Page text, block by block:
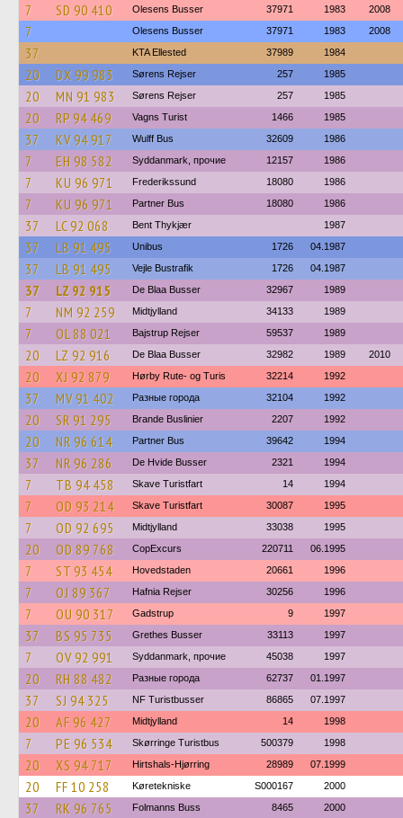
7 SD 90 410 Olesens Busser 37971 1983 2008
7 Olesens Busser 37971 1983 2008
37 KTA Ellested 37989 1984
20 DX 99 983 Sørens Rejser 257 1985
20 MN 91 983 Sørens Rejser 257 1985
20 RP 94 469 Vagns Turist 1466 1985
37 KV 94 917 Wulff Bus 32609 1986
7 EH 98 582 Syddanmark, прочие 12157 1986
7 KU 96 971 Frederikssund 18080 1986
7 KU 96 971 Partner Bus 18080 1986
37 LC 92 068 Bent Thykjær 1987
37 LB 91 495 Unibus 1726 04.1987
37 LB 91 495 Vejle Bustrafik 1726 04.1987
37 LZ 92 915 De Blaa Busser 32967 1989
7 NM 92 259 Midtjylland 34133 1989
7 OL 88 021 Bajstrup Rejser 59537 1989
20 LZ 92 916 De Blaa Busser 32982 1989 2010
20 XJ 92 879 Hørby Rute- og Turis 32214 1992
37 MV 91 402 Разные города 32104 1992
20 SR 91 295 Brande Buslinier 2207 1992
20 NR 96 614 Partner Bus 39642 1994
37 NR 96 286 De Hvide Busser 2321 1994
7 TB 94 458 Skave Turistfart 14 1994
7 OD 93 214 Skave Turistfart 30087 1995
7 OD 92 695 Midtjylland 33038 1995
20 OD 89 768 CopExcurs 220711 06.1995
7 ST 93 454 Hovedstaden 20661 1996
7 OJ 89 367 Hafnia Rejser 30256 1996
7 OU 90 317 Gadstrup 9 1997
37 BS 95 735 Grethes Busser 33113 1997
7 OV 92 991 Syddanmark, прочие 45038 1997
20 RH 88 482 Разные города 62737 01.1997
37 SJ 94 325 NF Turistbusser 86865 07.1997
20 AF 96 427 Midtjylland 14 1998
7 PE 96 534 Skørringe Turistbus 500379 1998
20 XS 94 717 Hirtshals-Hjørring 28989 07.1999
20 FF 10 258 Køretekniske S000167 2000
37 RK 96 765 Folmanns Buss 8465 2000